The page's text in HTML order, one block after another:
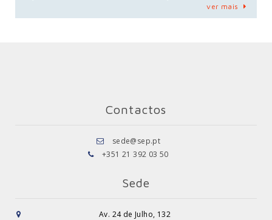
ver mais
Contactos
sede@sep.pt
+351 21 392 03 50
Sede
Av. 24 de Julho, 132